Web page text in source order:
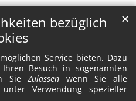
bezüglich
Service bieten. Dazu
Besuch in sogenannten
SieZulassen wenn Sie alle
Verwendung spezieller
✕